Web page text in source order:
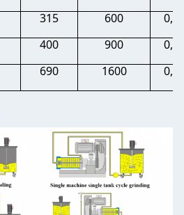
315 600
400 900
690 1600